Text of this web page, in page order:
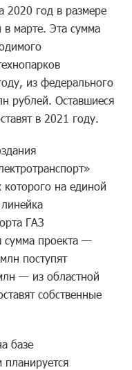
2020 год в размере
марте. Эта сумма
из федерального
рублей. Оставшиеся
в 2021 году.
на единой
ГАЗ
сумма проекта —
поступят
— из областной
собственные
базе